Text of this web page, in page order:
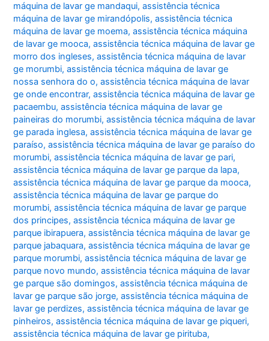
máquina de lavar ge mandaqui,assistência técnica
máquina de lavar ge mirandópolis,assistência técnica
máquina de lavar ge moema,assistência técnica máquina
de lavar ge mooca,assistência técnica máquina de lavar ge
morro dos ingleses,assistência técnica máquina de lavar
ge morumbi,assistência técnica máquina de lavar ge
nossa senhora do o,assistência técnica máquina de lavar
ge onde encontrar,assistência técnica máquina de lavar ge
pacaembu,assistência técnica máquina de lavar ge
paineiras do morumbi,assistência técnica máquina de lavar
ge parada inglesa,assistência técnica máquina de lavar ge
paraíso,assistência técnica máquina de lavar ge paraíso do
morumbi,assistência técnica máquina de lavar ge pari,
assistência técnica máquina de lavar ge parque da lapa,
assistência técnica máquina de lavar ge parque da mooca,
assistência técnica máquina de lavar ge parque do
morumbi,assistência técnica máquina de lavar ge parque
dos principes,assistência técnica máquina de lavar ge
parque ibirapuera,assistência técnica máquina de lavar ge
parque jabaquara,assistência técnica máquina de lavar ge
parque morumbi,assistência técnica máquina de lavar ge
parque novo mundo,assistência técnica máquina de lavar
ge parque são domingos,assistência técnica máquina de
lavar ge parque são jorge,assistência técnica máquina de
lavar ge perdizes,assistência técnica máquina de lavar ge
pinheiros,assistência técnica máquina de lavar ge piqueri,
assistência técnica máquina de lavar ge pirituba,